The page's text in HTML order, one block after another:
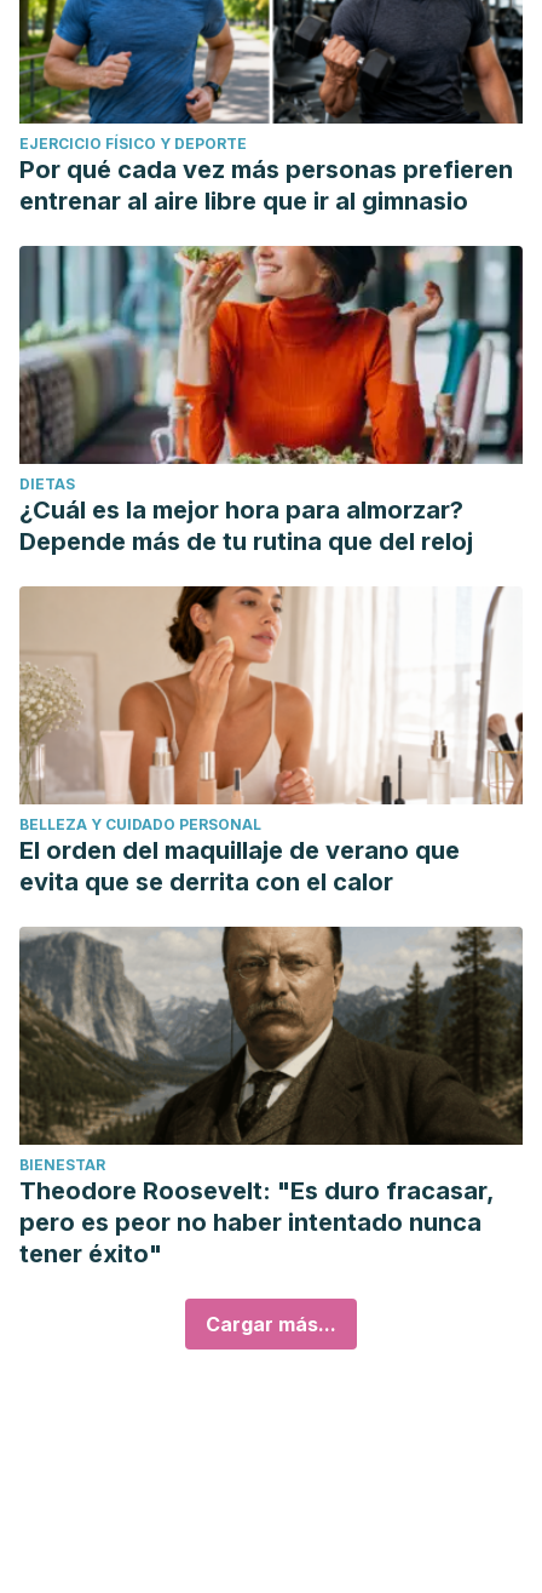
EJERCICIO FÍSICO Y DEPORTE
Por qué cada vez más personas prefieren
entrenar al aire libre que ir al gimnasio
DIETAS
¿Cuál es la mejor hora para almorzar?
Depende más de tu rutina que del reloj
BELLEZA Y CUIDADO PERSONAL
El orden del maquillaje de verano que
evita que se derrita con el calor
BIENESTAR
Theodore Roosevelt: "Es duro fracasar,
pero es peor no haber intentado nunca
tener éxito"
Cargar más...